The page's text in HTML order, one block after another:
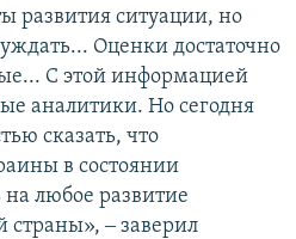
развития ситуации, но
Оценки достаточно
С этой информацией
аналитики. Но сегодня
сказать, что
в состоянии
на любое развитие
‒ заверил